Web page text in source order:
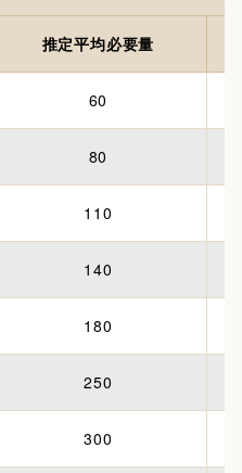
推定平均必要量
60
80
110
140
180
250
300